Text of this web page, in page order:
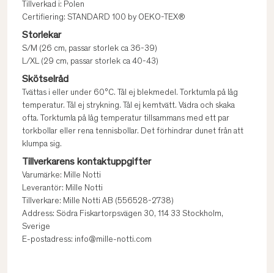
Tillverkad i: Polen
Certifiering: STANDARD 100 by OEKO-TEX®
Storlekar
S/M (26 cm, passar storlek ca 36-39)
L/XL (29 cm, passar storlek ca 40-43)
Skötselråd
Tvättas i eller under 60°C. Tål ej blekmedel. Torktumla på låg
temperatur. Tål ej strykning. Tål ej kemtvätt. Vädra och skaka
ofta. Torktumla på låg temperatur tillsammans med ett par
torkbollar eller rena tennisbollar. Det förhindrar dunet från att
klumpa sig.
Tillverkarens kontaktuppgifter
Varumärke: Mille Notti
Leverantör: Mille Notti
Tillverkare: Mille Notti AB (556528-2738)
Address: Södra Fiskartorpsvägen 30, 114 33 Stockholm,
Sverige
E-postadress: info@mille-notti.com